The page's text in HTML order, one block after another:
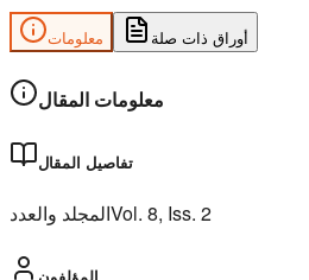
معلومات أوراق ذات صلة
معلومات المقال
تفاصيل المقال
المجلد والعددVol. 8, Iss. 2